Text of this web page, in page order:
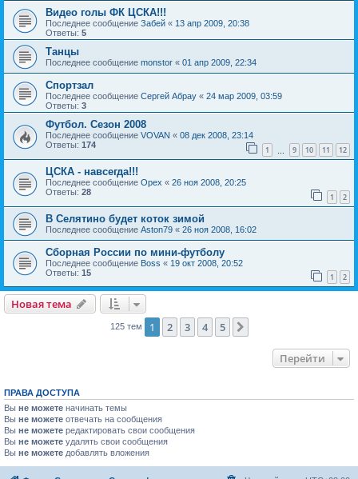
Видео голы ФК ЦСКА!!!
Последнее сообщение Забей « 13 апр 2009, 20:38
Ответы: 5
Танцы
Последнее сообщение monstor « 01 апр 2009, 22:34
Спортзал
Последнее сообщение Сергей Абрау « 24 мар 2009, 03:59
Ответы: 3
Футбол. Сезон 2008
Последнее сообщение VOVAN « 08 дек 2008, 23:14
Ответы: 174 1 9 10 11 12
ЦСКА - навсегда!!!
Последнее сообщение Орех « 26 ноя 2008, 20:25
Ответы: 28 1 2
В Селятино будет коток зимой
Последнее сообщение Aston79 « 26 ноя 2008, 16:02
Сборная России по мини-футболу
Последнее сообщение Boss « 19 окт 2008, 20:52
Ответы: 15 1 2
Новая тема
125 тем 1 2 3 4 5
Перейти
ПРАВА ДОСТУПА
Вы не можете начинать темы
Вы не можете отвечать на сообщения
Вы не можете редактировать свои сообщения
Вы не можете удалять свои сообщения
Вы не можете добавлять вложения